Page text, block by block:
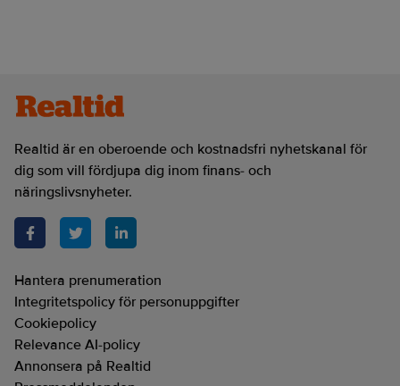
Realtid är en oberoende och kostnadsfri nyhetskanal för
dig som vill fördjupa dig inom finans- och
näringslivsnyheter.
Hantera prenumeration
Integritetspolicy för personuppgifter
Cookiepolicy
Relevance AI-policy
Annonsera på Realtid